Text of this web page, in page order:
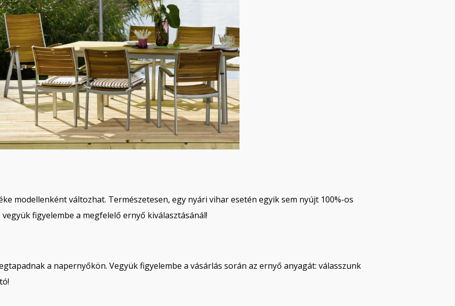
modellenként változhat. Természetesen, egy nyári vihar esetén egyik sem nyújt 100%-os
figyelembe a megfelelő ernyő kiválasztásánál!
a napernyőkön. Vegyük figyelembe a vásárlás során az ernyő anyagát: válasszunk